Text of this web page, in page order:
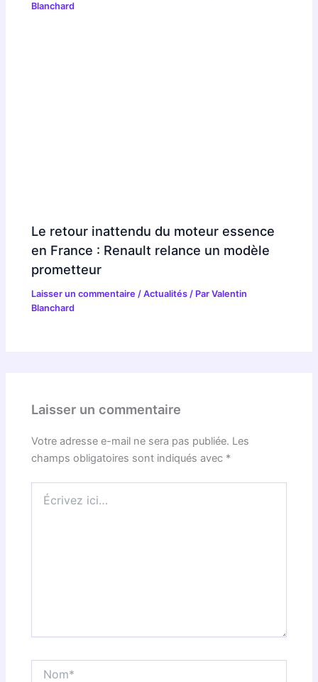
Blanchard
Le retour inattendu du moteur essence
en France : Renault relance un modèle
prometteur
Laisser un commentaire /Actualités / ParValentin
Blanchard
Laisser un commentaire
Votre adresse e-mail ne sera pas publiée. Les
champs obligatoires sont indiqués avec *
ici…